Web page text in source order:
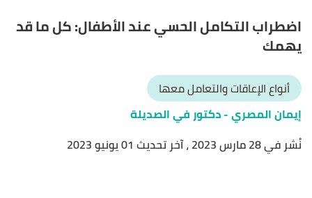
اضطراب التكامل الحسي عند الأطفال: كل ما قد
يهمك
أنواع الإعاقات والتعامل معها
إيمان المصري- دكتور في الصديلة
نُشر في 28 مارس 2023
، آخر تحديث 01 يونيو 2023